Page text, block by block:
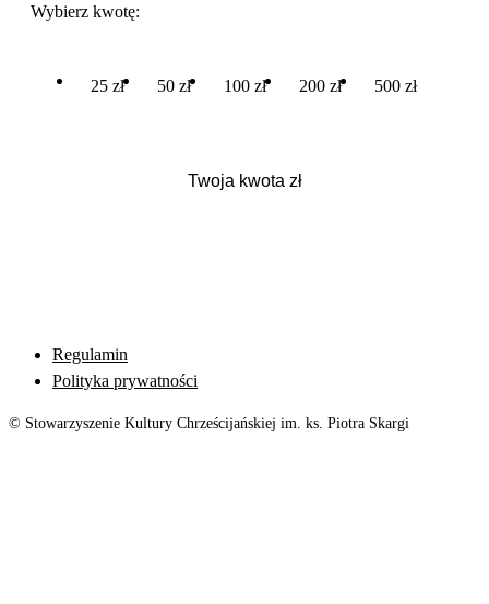
Wybierz kwotę:
25 zł 50 zł 100 zł 200 zł 500 zł
Regulamin
Polityka prywatności
© Stowarzyszenie Kultury Chrześcijańskiej im. ks. Piotra Skargi